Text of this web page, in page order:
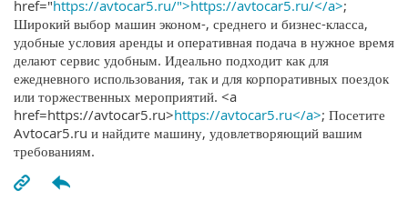
href="https://avtocar5.ru/">https://avtocar5.ru/</a>;
Широкий выбор машин эконом-, среднего и бизнес-класса,
удобные условия аренды и оперативная подача в нужное время
делают сервис удобным. Идеально подходит как для
ежедневного использования, так и для корпоративных поездок
или торжественных мероприятий. <a
href=https://avtocar5.ru>https://avtocar5.ru</a>; Посетите
Avtocar5.ru и найдите машину, удовлетворяющий вашим
требованиям.